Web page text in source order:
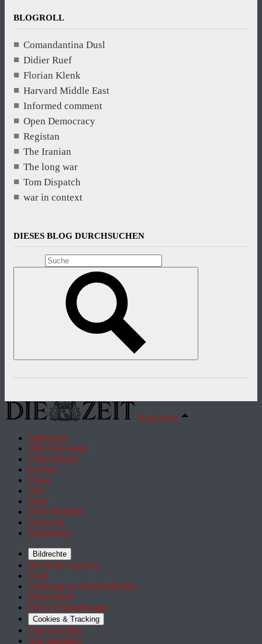
BLOGROLL
Comandantina Dusl
Didier Ruef
Florian Klenk
Harvard Middle East
Informed comment
Open Democracy
Registan
The Iranian
The long war
Tom Dispatch
war in context
DIESES BLOG DURCHSUCHEN
Nach oben
Impressum
Hilfe & Kontakt
Unternehmen
Karriere
Presse
Jobs
Shop
ZEIT REISEN
Inserieren
Mediadaten
Bildrechte
Rechte & Lizenzen
AGB
Erklärung zur Barrierefreiheit
Datenschutz
Privacy Einstellungen
Cookies & Tracking
Utiq verwalten
Abo kündigen